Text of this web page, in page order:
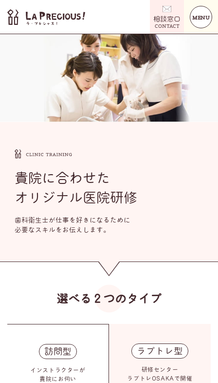
相談窓口
CONTACT
MENU
貴院に合わせた
オリジナル医院研修
歯科衛生士が仕事を好きになるために
必要なスキルをお伝えします。
選べる２つのタイプ
訪問型
インストラクターが
貴院にお伺い
ラプトレ型
研修センター
ラプトレOSAKAで開催